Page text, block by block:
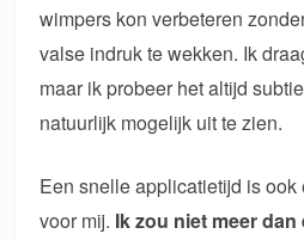
wimpers kon verbeteren
valse indruk te wekken. Ik
maar ik probeer het altijd
natuurlijk mogelijk uit te zien.
Een snelle applicatietijd is
voor mij. Ik zou niet meer